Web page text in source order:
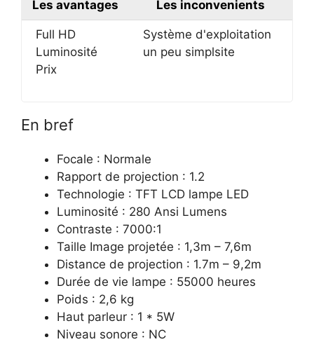
Les avantages
Les inconvenients
Full HD
Luminosité
Prix
Système d'exploitation
un peu simplsite
En bref
Focale : Normale
Rapport de projection : 1.2
Technologie : TFT LCD lampe LED
Luminosité : 280 Ansi Lumens
Contraste : 7000:1
Taille Image projetée : 1,3m – 7,6m
Distance de projection : 1.7m – 9,2m
Durée de vie lampe : 55000 heures
Poids : 2,6 kg
Haut parleur : 1 * 5W
Niveau sonore : NC